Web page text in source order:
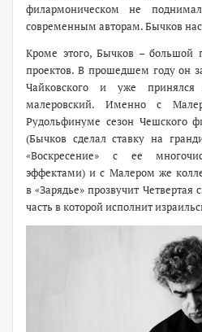
филармоническом не
современным авторам. Бычков
Кроме этого, Бычков – большой
проектов. В прошедшем году он
Чайковского и уже
малеровский. Именно с
Рудольфинуме сезон Чешского
(Бычков сделал ставку на
«Воскресение» с ее
эффектами) и с Малером же
в «Зарядье» прозвучит
часть в которой исполнит